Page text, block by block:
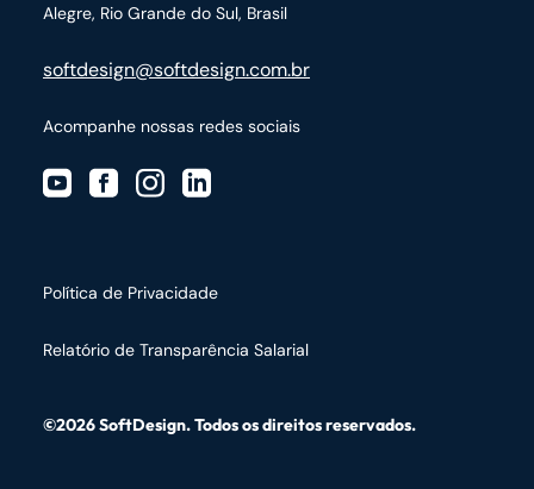
Alegre, Rio Grande do Sul, Brasil
softdesign@softdesign.com.br
Acompanhe nossas redes sociais
©2026 SoftDesign. Todos os direitos reservados.
Política de Privacidade
Relatório de Transparência Salarial